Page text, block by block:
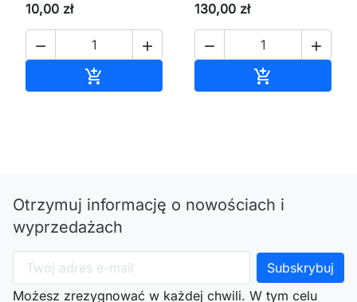
10,00 zł
 

130,00 zł
 

Otrzymuj informację o nowościach i
wyprzedażach
Możesz zrezygnować w każdej chwili. W tym celu